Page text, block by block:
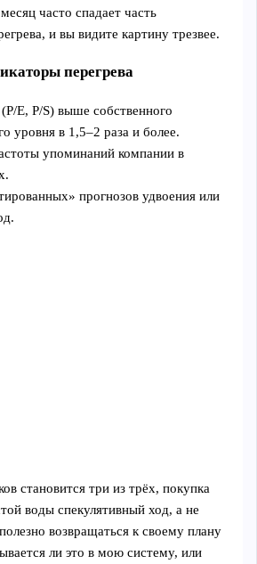
часто спадает часть
и вы видите картину трезвее.
перегрева
E, P/S) выше собственного
уровня в 1,5–2 раза и более.
упоминаний компании в
прогнозов удвоения или
становится три из трёх, покупка
воды спекулятивный ход, а не
возвращаться к своему плану
ли это в мою систему, или